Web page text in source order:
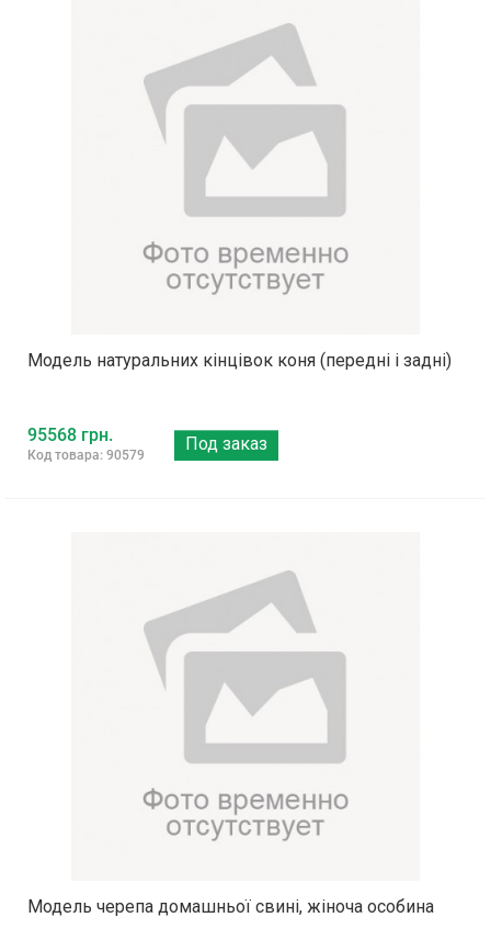
Модель натуральних кінцівок коня (передні і задні)
95568 грн.
Код товара: 90579
Под заказ
Модель черепа домашньої свині, жіноча особина